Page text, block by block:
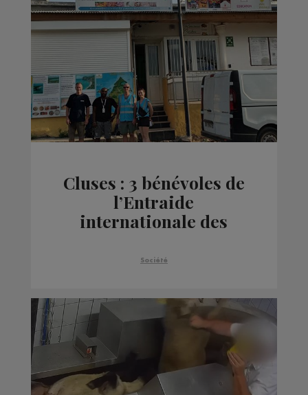
Cluses : 3 bénévoles de
l’Entraide
internationale des
Mayotte
Société